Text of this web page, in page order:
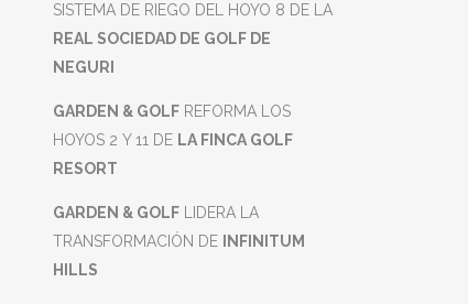
SISTEMA DE RIEGO DEL HOYO 8 DE LA
REAL SOCIEDAD DE GOLF DE
NEGURI
GARDEN & GOLF REFORMA LOS
HOYOS 2 Y 11 DE LA FINCA GOLF
RESORT
GARDEN & GOLF LIDERA LA
TRANSFORMACIÓN DE
INFINITUM
HILLS